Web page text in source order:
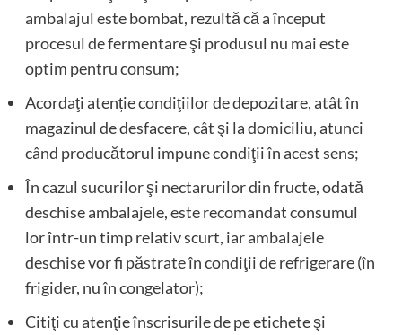
ambalajul este bombat, rezultă că a început
procesul de fermentare şi produsul nu mai este
optim pentru consum;
Acordaţi atenție condiţiilor de depozitare, atât în
magazinul de desfacere, cât şi la domiciliu, atunci
când producătorul impune condiţii în acest sens;
În cazul sucurilor şi nectarurilor din fructe, odată
deschise ambalajele, este recomandat consumul
lor într-un timp relativ scurt, iar ambalajele
deschise vor fi păstrate în condiţii de refrigerare (în
frigider, nu în congelator);
Citiţi cu atenţie înscrisurile de pe etichete şi